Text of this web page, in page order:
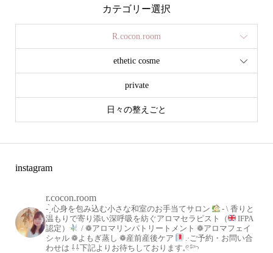
カテゴリー選択
R.cocon.room
ethetic cosme
private
日々の整えごと
instagram
r.cocon.room
- ̗̀ 心身を包み込む小さな和室のお手当てサロン -\ 香りと
温もりで寄り添い深呼吸を紡ぐアロマセラピスト（
IFPA
認定）
/❁アロマリンパトリートメント ❁アロマフェイ
シャル❁よもぎ蒸し ❁産前産後ケア
.·ご予約・お問い合
わせは ⇩⇩下記よりお待ちしております𓈒𓏲𓆸